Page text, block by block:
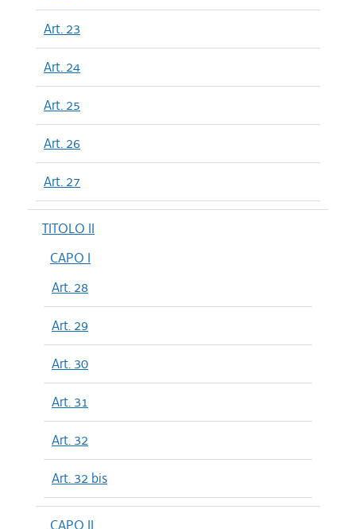
Art. 23
Art. 24
Art. 25
Art. 26
Art. 27
TITOLO II
CAPO I
Art. 28
Art. 29
Art. 30
Art. 31
Art. 32
Art. 32 bis
CAPO II